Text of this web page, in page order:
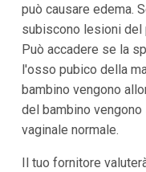
può causare edema.
subiscono lesioni del
Può accadere se la
l'osso pubico della
bambino vengono
del bambino
vaginale normale.
Il tuo fornitore